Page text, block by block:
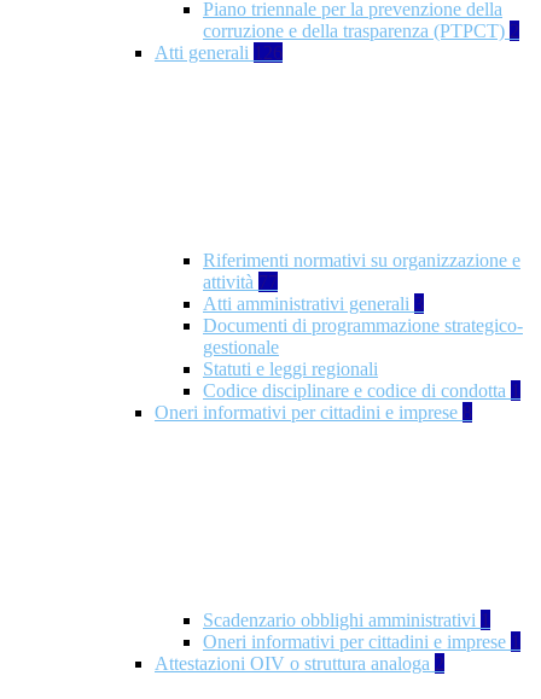
Piano triennale per la prevenzione della
corruzione e della trasparenza (PTPCT) 2
Atti generali 126
Riferimenti normativi su organizzazione e
attività 77
Atti amministrativi generali 3
Documenti di programmazione strategico-
gestionale
Statuti e leggi regionali
Codice disciplinare e codice di condotta 1
Oneri informativi per cittadini e imprese 8
Scadenzario obblighi amministrativi 1
Oneri informativi per cittadini e imprese 1
Attestazioni OIV o struttura analoga 2